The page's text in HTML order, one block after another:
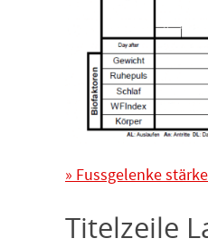
» Fussgelenke
Titelzeile